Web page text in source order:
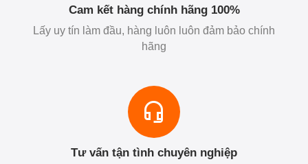
Cam kết hàng chính hãng 100%
Lấy uy tín làm đầu, hàng luôn luôn đảm bảo chính
hãng
Tư vấn tận tình chuyên nghiệp